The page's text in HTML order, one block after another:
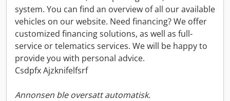
system. You can find an overview of all our available
vehicles on our website. Need financing? We offer
customized financing solutions, as well as full-
service or telematics services. We will be happy to
provide you with personal advice.
Csdpfx Ajzknifelfsrf
Annonsen ble oversatt automatisk.